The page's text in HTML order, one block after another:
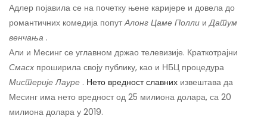
Адлер појавила се на почетку њене каријере и довела до
романтичних комедија попутАлонг Цаме Полли иДатум
венчања .
Али и Месинг се углавном држао телевизије. Краткотрајни
Смасх проширила своју публику, као и НБЦ процедура
Мистерије Лауре . Нето вредност славних извештава да
Месинг има нето вредност од 25 милиона долара, са 20
милиона долара у 2019.